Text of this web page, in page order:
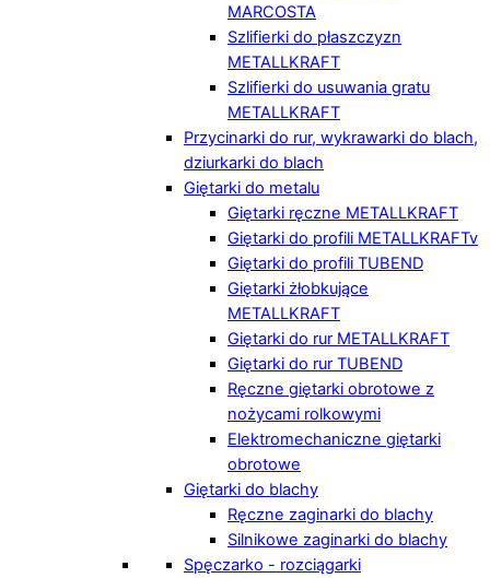
MARCOSTA
Szlifierki do płaszczyzn
METALLKRAFT
Szlifierki do usuwania gratu
METALLKRAFT
Przycinarki do rur, wykrawarki do blach,
dziurkarki do blach
Giętarki do metalu
Giętarki ręczne METALLKRAFT
Giętarki do profili METALLKRAFTv
Giętarki do profili TUBEND
Giętarki żłobkujące
METALLKRAFT
Giętarki do rur METALLKRAFT
Giętarki do rur TUBEND
Ręczne giętarki obrotowe z
nożycami rolkowymi
Elektromechaniczne giętarki
obrotowe
Giętarki do blachy
Ręczne zaginarki do blachy
Silnikowe zaginarki do blachy
Spęczarko - rozciągarki